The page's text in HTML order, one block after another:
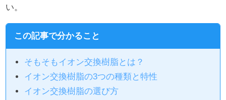
い。
この記事で分かること
そもそもイオン交換樹脂とは？
イオン交換樹脂の3つの種類と特性
イオン交換樹脂の選び方